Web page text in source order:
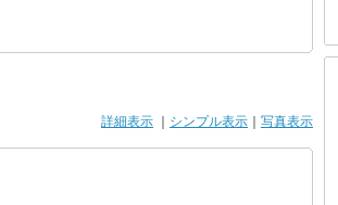
詳細表示 シンプル表示 写真表示